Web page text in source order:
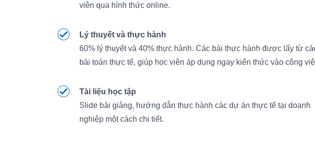
viên qua hình thức online.
Lý thuyết và thực hành
60% lý thuyết và 40% thực hành. Các bài thực hành được lấy từ
bài toán thực tế, giúp học viên áp dụng ngay kiến thức vào công
Tài liệu học tập
Slide bài giảng, hướng dẫn thực hành các dự án thực tế tại doanh
nghiệp một cách chi tiết.